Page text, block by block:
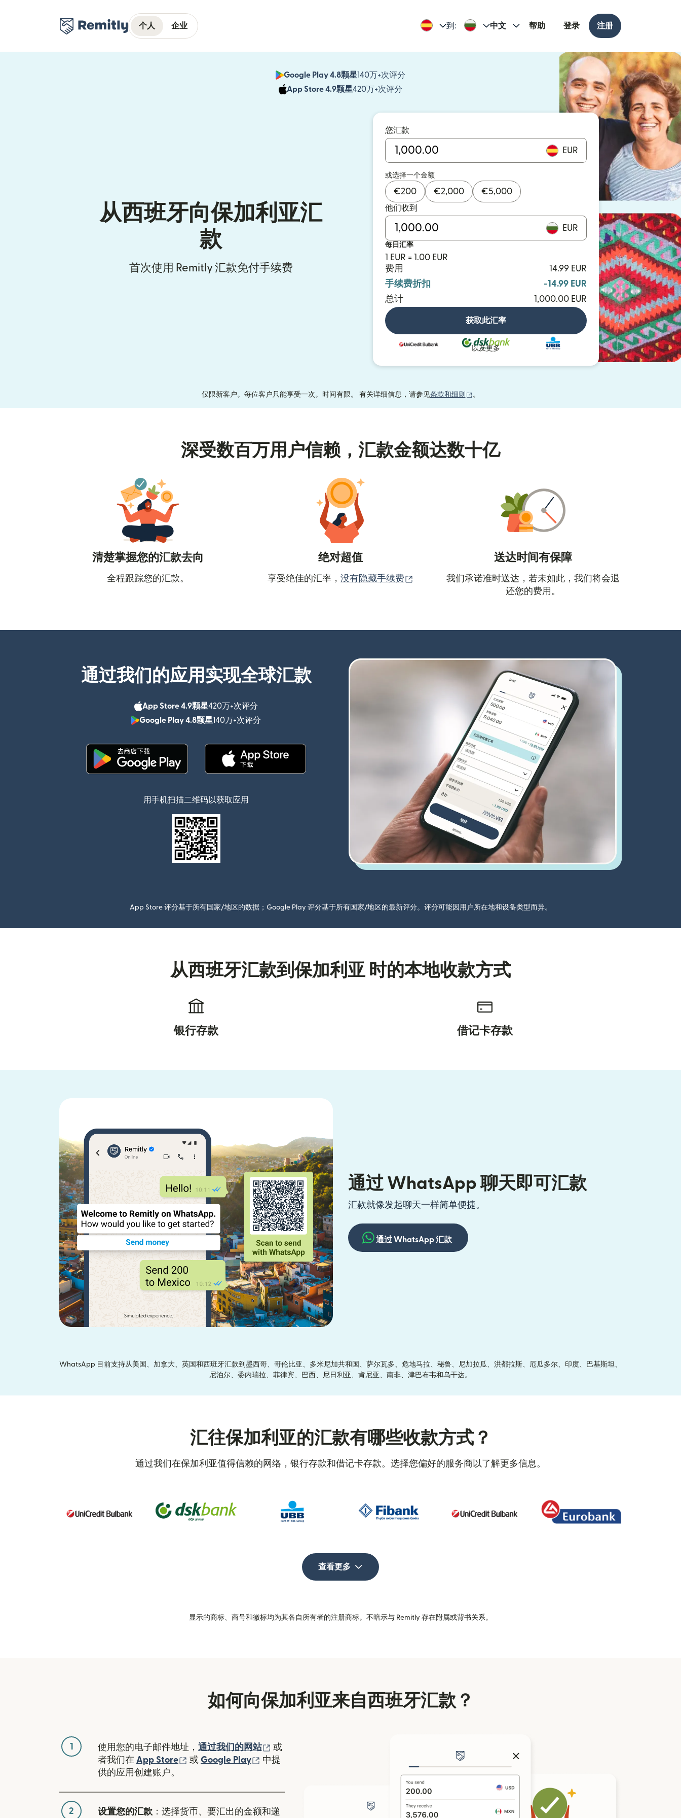
个人 企业 到: 中文 帮助 登录 注册
Google Play 4.8颗星140万+次评分
App Store 4.9颗星420万+次评分
从西班牙向保加利亚汇
款
首次使用 Remitly 汇款免付手续费
您汇款
EUR
或选择一个金额
€200 €2,000 €5,000
他们收到
EUR
每日汇率
1 EUR = 1.00 EUR
费用
14.99 EUR
手续费折扣
-14.99 EUR
总计
1,000.00 EUR
获取此汇率
以及更多
仅限新客户。每位客户只能享受一次。时间有限。 有关详细信息，请参见条款和细则 （在新窗口中打开）
。
深受数百万用户信赖，汇款金额达数十亿
清楚掌握您的汇款去向
全程跟踪您的汇款。
绝对超值
享受绝佳的汇率， 没有隐藏手续费 （在新窗口中打开）
送达时间有保障
我们承诺准时送达，若未如此，我们将会退
还您的费用。
通过我们的应用实现全球汇款
App Store 4.9颗星420万+次评分
Google Play 4.8颗星140万+次评分
用手机扫描二维码以获取应用
App Store 评分基于所有国家/地区的数据；Google Play 评分基于所有国家/地区的最新评分。评分可能因用户所在地和设备类型而异。
从西班牙汇款到保加利亚 时的本地收款方式
银行存款 借记卡存款
通过 WhatsApp 聊天即可汇款
汇款就像发起聊天一样简单便捷。
通过 WhatsApp 汇款
WhatsApp 目前支持从美国、加拿大、英国和西班牙汇款到墨西哥、哥伦比亚、多米尼加共和国、萨尔瓦多、危地马拉、秘鲁、尼加拉瓜、洪都拉斯、厄瓜多尔、印度、巴基斯坦、
尼泊尔、委内瑞拉、菲律宾、巴西、尼日利亚、肯尼亚、南非、津巴布韦和乌干达。
汇往保加利亚的汇款有哪些收款方式？
通过我们在保加利亚值得信赖的网络，银行存款和借记卡存款。选择您偏好的服务商以了解更多信息。
查看更多
显示的商标、商号和徽标均为其各自所有者的注册商标。不暗示与 Remitly 存在附属或背书关系。
如何向保加利亚来自西班牙汇款？
1 使用您的电子邮件地址， 通过我们的网站 （在新窗口中打开）
或
者我们在 App Store （在新窗口中打开）
或 Google Play （在新窗口中打开）
中提
供的应用创建账户。
2 设置您的汇款 ：选择货币、要汇出的金额和递